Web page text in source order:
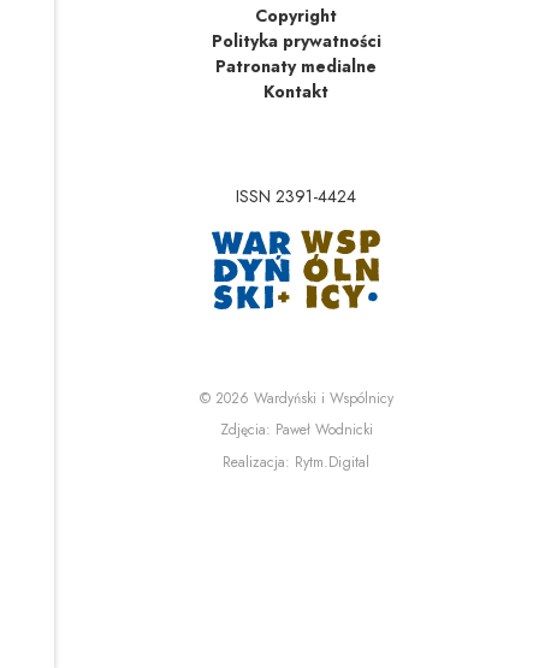
Copyright
Polityka prywatności
Patronaty medialne
Kontakt
ISSN 2391-4424
Uwaga, link zostanie
© 2026 Wardyński i WspólnicyUwaga, link zostanie
Zdjęcia: Paweł WodnickiUwaga, link zostanie
Realizacja: Rytm.Digital